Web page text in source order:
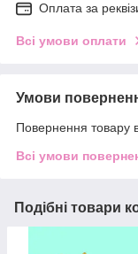
Оплата за
Всі умови оплати
Умови
Повернення товару
Всі умови
Подібні товари